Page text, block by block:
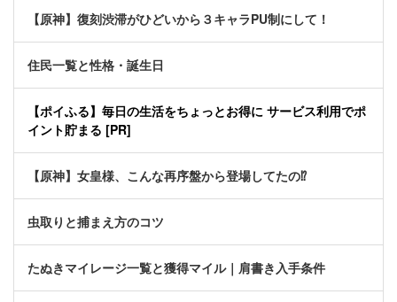
【原神】復刻渋滞がひどいから３キャラPU制にして！
住民一覧と性格・誕生日
【ポイふる】毎日の生活をちょっとお得に サービス利用でポ
イント貯まる [PR]
【原神】女皇様、こんな再序盤から登場してたの⁉
虫取りと捕まえ方のコツ
たぬきマイレージ一覧と獲得マイル｜肩書き入手条件